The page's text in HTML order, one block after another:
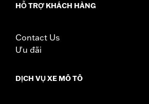
HỖ TRỢ KHÁCH HÀNG
Contact Us
Ưu đãi
DỊCH VỤ XE MÔ TÔ